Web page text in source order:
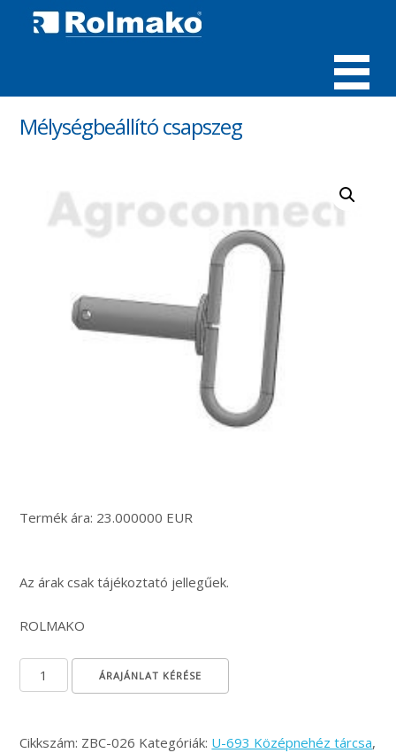
MENÜ
Mélységbeállító csapszeg
Termék ára: 23.000000 EUR
Az árak csak tájékoztató jellegűek.
ROLMAKO
Mélységbeállító csapszeg mennyiség
ÁRAJÁNLAT KÉRÉSE
Cikkszám: ZBC-026 Kategóriák: U-693 Középnehéz tárcsa,